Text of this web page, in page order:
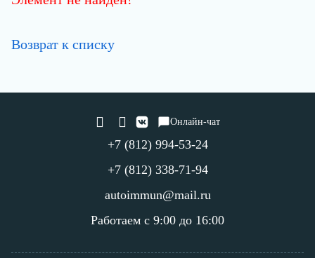
Возврат к списку
Онлайн-чат
+7 (812) 994-53-24
+7 (812) 338-71-94
autoimmun@mail.ru
Работаем с 9:00 до 16:00